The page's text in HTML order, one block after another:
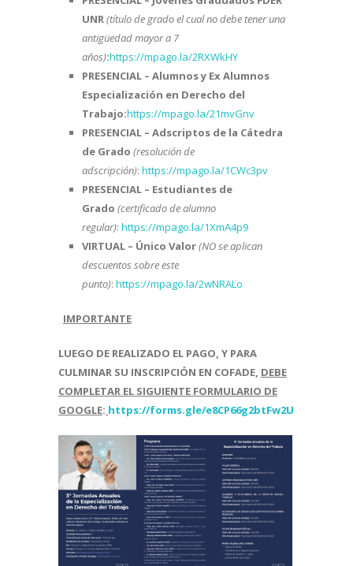
UNR(título de grado el cual no debe tener una
antigüedad mayor a 7
años):https://mpago.la/2RXWkHY
PRESENCIAL – Alumnos y Ex Alumnos
Especialización en Derecho del
Trabajo:https://mpago.la/21mvGnv
PRESENCIAL – Adscriptos de la Cátedra
de Grado (resolución de
adscripción): https://mpago.la/1CWc3pv
PRESENCIAL – Estudiantes de
Grado (certificado de alumno
regular): https://mpago.la/1XmA4p9
VIRTUAL – Único Valor(NO se aplican
descuentos sobre este
punto): https://mpago.la/2wNRALo
IMPORTANTE
LUEGO DE REALIZADO EL PAGO, Y PARA
CULMINAR SU INSCRIPCIÓN EN COFADE, DEBE
COMPLETAR EL SIGUIENTE FORMULARIO DE
GOOGLE: https://forms.gle/e8CP66g2btFw2UmM8